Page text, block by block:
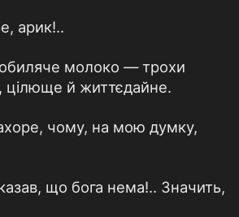
арик!..
молоко — трохи
цілюще й життєдайне.
чому, на мою думку,
що бога нема!.. Значить,